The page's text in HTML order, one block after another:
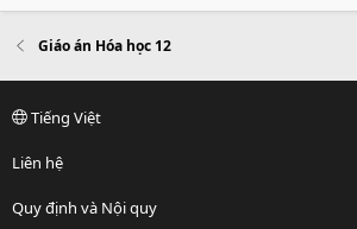
Giáo án Hóa học 12
Tiếng Việt
Liên hệ
Quy định và Nội quy